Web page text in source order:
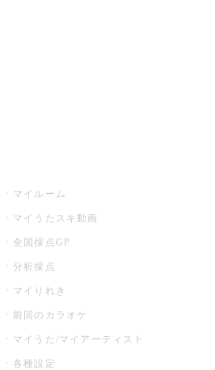
マイルーム
マイうたスキ動画
全国採点GP
分析採点
マイりれき
前回のカラオケ
マイうた/マイアーティスト
各種設定